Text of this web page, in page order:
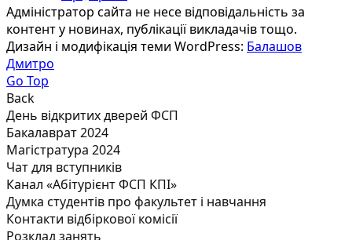
Адміністратор сайта не несе відповідальність за
контент у новинах, публікації викладачів тощо.
Дизайн і модифікація теми WordPress: Балашов
Дмитро
Go Top
Back
День відкритих дверей ФСП
Бакалаврат 2024
Магістратура 2024
Чат для вступників
Канал «Абітурієнт ФСП КПІ»
Думка студентів про факультет і навчання
Контакти відбіркової комісії
Розклад занять